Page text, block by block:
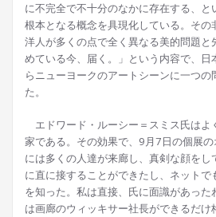
に不完全で不十分のなかに存在する、
根本となる概念を具現化している。そ
洋人が多くの点で全く異なる美的問題
めている今、届く。」という内容で、
らニューヨークのアートシーンに一つ
た。
エドワード・ルーシー＝スミス氏はよ
家である。その効果で、9月7日の個展
には多くの人達が来廊し、真剣な顔を
に直に接することができたし、ネットで
を知った。私は直接、氏に面識があっ
は画廊のウィッキサー社長ができるだけ